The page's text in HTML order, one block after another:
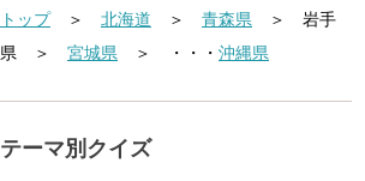
トップ＞ 北海道 ＞ 青森県 ＞ 岩手
県 ＞ 宮城県 ＞ ・・・ 沖縄県
テーマ別クイズ